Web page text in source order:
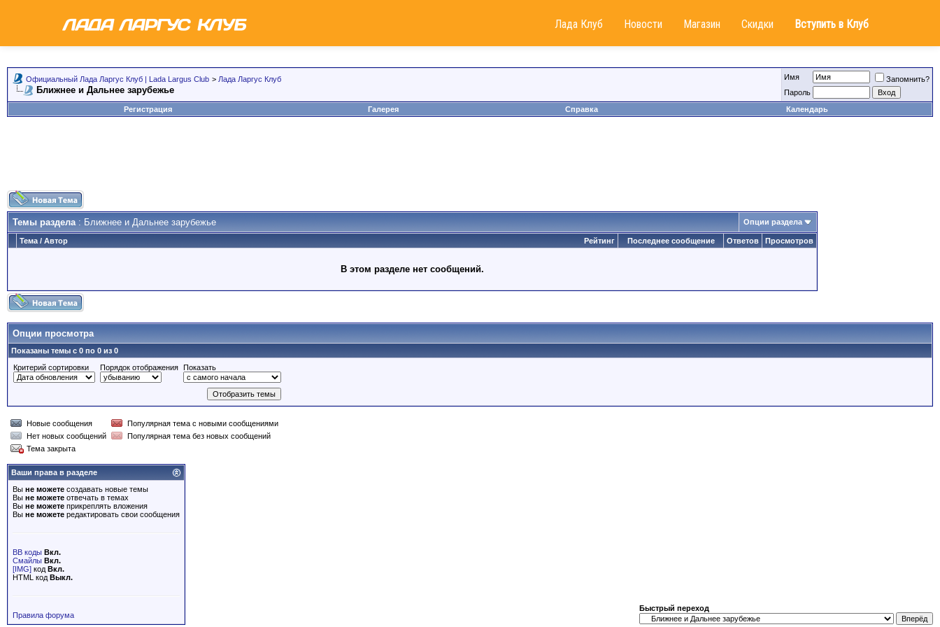
Лада Клуб Новости Магазин Скидки Вступить в Клуб
Официальный Лада Ларгус Клуб | Lada Largus Club > Лада Ларгус Клуб
Ближнее и Дальнее зарубежье
Имя
Запомнить?
Пароль
Регистрация
Галерея Справка Календарь
Темы раздела: Ближнее и Дальнее зарубежье Опции раздела
Рейтинг
Тема / Автор Последнее сообщение Ответов Просмотров
В этом разделе нет сообщений.
Опции просмотра
Показаны темы с 0 по 0 из 0
Критерий сортировки
Порядок отображения Показать
Новые сообщения
Популярная тема с новыми сообщениями
Нет новых сообщений
Популярная тема без новых сообщений
Тема закрыта
Ваши права в разделе
Вы не можете создавать новые темы
Вы не можете отвечать в темах
Вы не можете прикреплять вложения
Вы не можете редактировать свои сообщения
BB коды Вкл.
Смайлы Вкл.
[IMG] код Вкл.
HTML код Выкл.
Правила форума
Быстрый переход